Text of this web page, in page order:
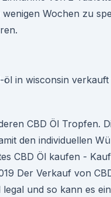
Wochen zu
CBD Öl Tropfen.
den individuellen
CBD Öl kaufen -
Der Verkauf von
legal und so kann es